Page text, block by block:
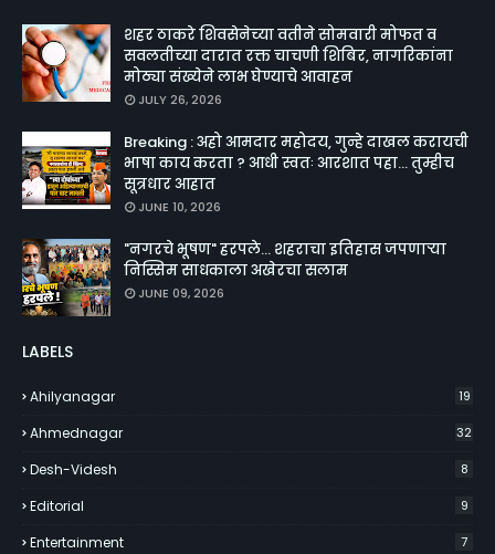
शहर ठाकरे शिवसेनेच्या वतीने सोमवारी मोफत व
सवलतीच्या दारात रक्त चाचणी शिबिर, नागरिकांना
मोठ्या संख्येने लाभ घेण्याचे आवाहन
JULY 26, 2026
Breaking : अहो आमदार महोदय, गुन्हे दाखल करायची
भाषा काय करता ? आधी स्वतः आरशात पहा... तुम्हीच
सूत्रधार आहात
JUNE 10, 2026
"नगरचे भूषण" हरपले... शहराचा इतिहास जपणाऱ्या
निस्सिम साधकाला अखेरचा सलाम
JUNE 09, 2026
LABELS
Ahilyanagar 19
Ahmednagar 32
Desh-Videsh 8
Editorial 9
Entertainment 7